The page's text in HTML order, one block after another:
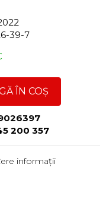
39-7
ÎN COȘ
200 357
informații